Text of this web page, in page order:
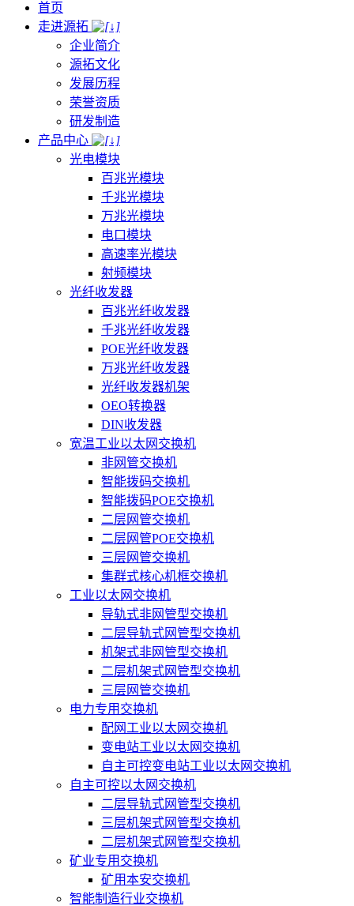
首页
走进源拓
企业简介
源拓文化
发展历程
荣誉资质
研发制造
产品中心
光电模块
百兆光模块
千兆光模块
万兆光模块
电口模块
高速率光模块
射频模块
光纤收发器
百兆光纤收发器
千兆光纤收发器
POE光纤收发器
万兆光纤收发器
光纤收发器机架
OEO转换器
DIN收发器
宽温工业以太网交换机
非网管交换机
智能拨码交换机
智能拨码POE交换机
二层网管交换机
二层网管POE交换机
三层网管交换机
集群式核心机框交换机
工业以太网交换机
导轨式非网管型交换机
二层导轨式网管型交换机
机架式非网管型交换机
二层机架式网管型交换机
三层网管交换机
电力专用交换机
配网工业以太网交换机
变电站工业以太网交换机
自主可控变电站工业以太网交换机
自主可控以太网交换机
二层导轨式网管型交换机
三层机架式网管型交换机
二层机架式网管型交换机
矿业专用交换机
矿用本安交换机
智能制造行业交换机